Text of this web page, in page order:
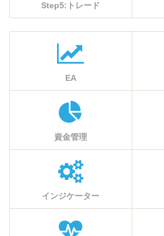
Step5:トレード
EA
資金管理
インジケーター